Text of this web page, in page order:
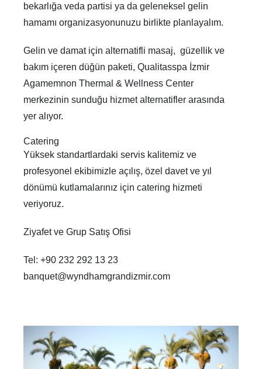
bekarlığa veda partisi ya da geleneksel gelin
hamamı organizasyonunuzu birlikte planlayalım.
Gelin ve damat için alternatifli masaj, güzellik ve
bakım içeren düğün paketi, Qualitasspa İzmir
Agamemnon Thermal & Wellness Center
merkezinin sunduğu hizmet alternatifler arasında
yer alıyor.
Catering
Yüksek standartlardaki servis kalitemiz ve
profesyonel ekibimizle açılış, özel davet ve yıl
dönümü kutlamalarınız için catering hizmeti
veriyoruz.
Ziyafet ve Grup Satış Ofisi
Tel: +90 232 292 13 23
banquet@wyndhamgrandizmir.com